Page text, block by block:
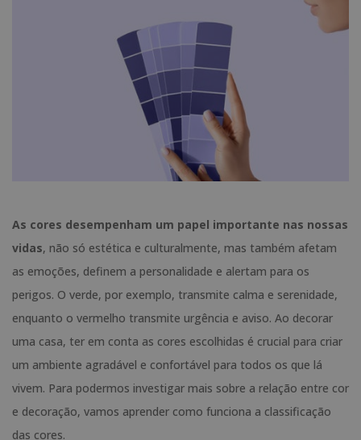
As cores desempenham um papel importante nas nossas
vidas, não só estética e culturalmente, mas também afetam
as emoções, definem a personalidade e alertam para os
perigos. O verde, por exemplo, transmite calma e serenidade,
enquanto o vermelho transmite urgência e aviso. Ao decorar
uma casa, ter em conta as cores escolhidas é crucial para criar
um ambiente agradável e confortável para todos os que lá
vivem. Para podermos investigar mais sobre a relação entre cor
e decoração, vamos aprender como funciona a classificação
das cores.